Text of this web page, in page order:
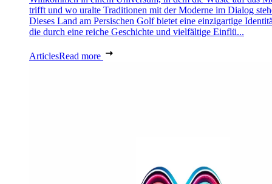
trifft und wo uralte Traditionen mit der Moderne im Dialog
Dieses Land am Persischen Golf bietet eine einzigartige
die durch eine reiche Geschichte und vielfältige Einflü...
ArticlesRead more